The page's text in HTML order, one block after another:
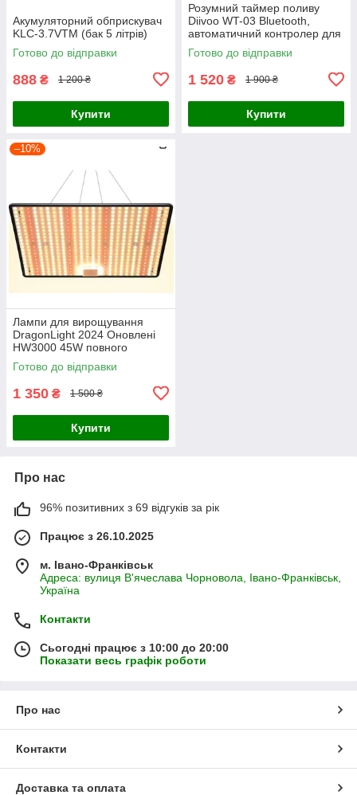
Акумуляторний обприскувач
KLC-3.7VTM (бак 5 літрів)
Готово до відправки
888 ₴ 1 200 ₴
Купити
Розумний таймер поливу
Diivoo WT-03 Bluetooth,
автоматичний контролер для
саду та газону
Готово до відправки
1 520 ₴ 1 900 ₴
Купити
–10%
Лампи для вирощування
DragonLight 2024 Оновлені
HW3000 45W повного
спектру 504 світлодіодні
лампи
Готово до відправки
1 350 ₴ 1 500 ₴
Купити
Про нас
96% позитивних з 69 відгуків за рік
Працює з 26.10.2025
м. Івано-Франківськ
Адреса: вулиця В'ячеслава Чорновола, Івано-Франківськ,
Україна
Контакти
Сьогодні працює з 10:00 до 20:00
Показати весь графік роботи
Про нас
Контакти
Доставка та оплата